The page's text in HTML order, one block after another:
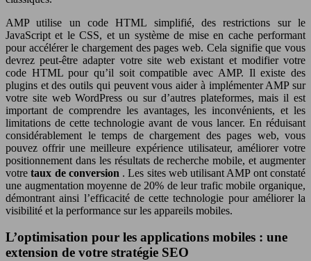
AMP utilise un code HTML simplifié, des restrictions sur le
JavaScript et le CSS, et un système de mise en cache performant
pour accélérer le chargement des pages web. Cela signifie que vous
devrez peut-être adapter votre site web existant et modifier votre
code HTML pour qu’il soit compatible avec AMP. Il existe des
plugins et des outils qui peuvent vous aider à implémenter AMP sur
votre site web WordPress ou sur d’autres plateformes, mais il est
important de comprendre les avantages, les inconvénients, et les
limitations de cette technologie avant de vous lancer. En réduisant
considérablement le temps de chargement des pages web, vous
pouvez offrir une meilleure expérience utilisateur, améliorer votre
positionnement dans les résultats de recherche mobile, et augmenter
votretaux de conversion . Les sites web utilisant AMP ont constaté
une augmentation moyenne de 20% de leur trafic mobile organique,
démontrant ainsi l’efficacité de cette technologie pour améliorer la
visibilité et la performance sur les appareils mobiles.
L’optimisation pour les applications mobiles : une
extension de votre stratégie SEO